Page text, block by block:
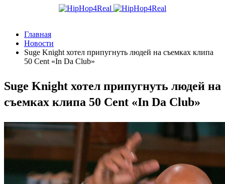
Главная
Новости
Suge Knight хотел припугнуть людей на съемках клипа
50 Cent «In Da Club»
Suge Knight хотел припугнуть людей на
съемках клипа 50 Cent «In Da Club»